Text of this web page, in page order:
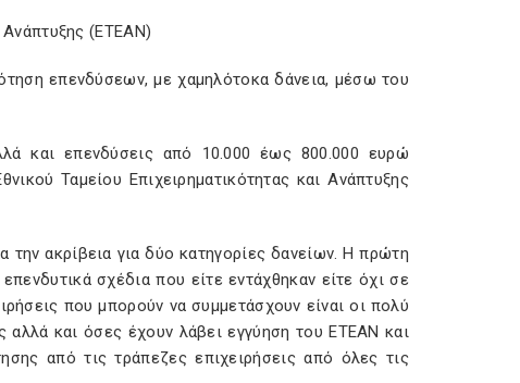
Ανάπτυξης (ΕΤΕΑΝ)
επενδύσεων, με χαμηλότοκα δάνεια, μέσω του
και επενδύσεις από 10.000 έως 800.000 ευρώ
Ταμείου Επιχειρηματικότητας και Ανάπτυξης
την ακρίβεια για δύο κατηγορίες δανείων. Η πρώτη
σχέδια που είτε εντάχθηκαν είτε όχι σε
που μπορούν να συμμετάσχουν είναι οι πολύ
αλλά και όσες έχουν λάβει εγγύηση του ΕΤΕΑΝ και
από τις τράπεζες επιχειρήσεις από όλες τις